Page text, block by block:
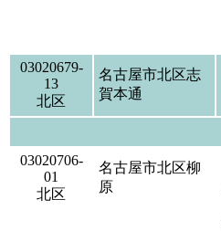
03020679-
13
北区
名古屋市北区志
賀本通
03020706-
01
北区
名古屋市北区柳
原